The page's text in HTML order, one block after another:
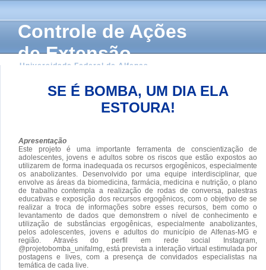
Controle de Ações
de Extensão
Universidade Federal de Alfenas
SE É BOMBA, UM DIA ELA
ESTOURA!
Apresentação
Este projeto é uma importante ferramenta de conscientização de
adolescentes, jovens e adultos sobre os riscos que estão expostos ao
utilizarem de forma inadequada os recursos ergogênicos, especialmente
os anabolizantes. Desenvolvido por uma equipe interdisciplinar, que
envolve as áreas da biomedicina, farmácia, medicina e nutrição, o plano
de trabalho contempla a realização de rodas de conversa, palestras
educativas e exposição dos recursos ergogênicos, com o objetivo de se
realizar a troca de informações sobre esses recursos, bem como o
levantamento de dados que demonstrem o nível de conhecimento e
utilização de substâncias ergogênicas, especialmente anabolizantes,
pelos adolescentes, jovens e adultos do município de Alfenas-MG e
região. Através do perfil em rede social Instagram,
@projetobomba_unifalmg, está prevista a interação virtual estimulada por
postagens e lives, com a presença de convidados especialistas na
temática de cada live.